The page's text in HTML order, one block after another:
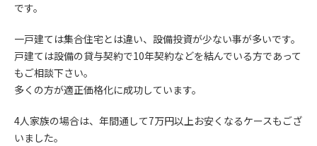
です。
一戸建ては集合住宅とは違い、設備投資が少ない事が多いです。
戸建ては設備の貸与契約で10年契約などを結んでいる方であって
もご相談下さい。
多くの方が適正価格化に成功しています。
4人家族の場合は、年間通して7万円以上お安くなるケースもござ
いました。